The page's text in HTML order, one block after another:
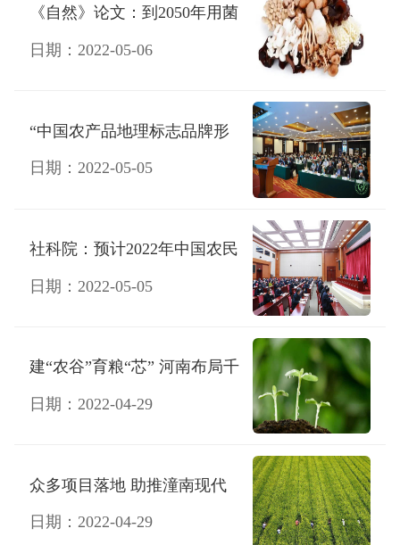
《自然》论文：到2050年用菌
放减半
日期：2022-05-06
“中国农产品地理标志品牌形
日期：2022-05-05
社科院：预计2022年中国农民
日期：2022-05-05
建“农谷”育粮“芯” 河南布局千
日期：2022-04-29
众多项目落地 助推潼南现代
日期：2022-04-29